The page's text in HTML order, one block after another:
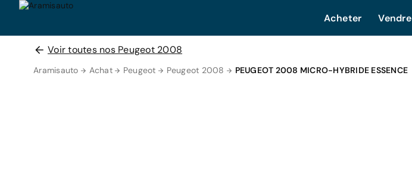
Acheter Vendre
Voir toutes nos Peugeot 2008
Aramisauto Achat Peugeot Peugeot 2008 PEUGEOT 2008 MICRO-HYBRIDE ESSENCE